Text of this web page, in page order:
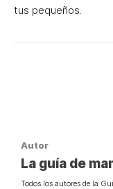
tus pequeños.
Autor
La guía de
Todos los autores de la